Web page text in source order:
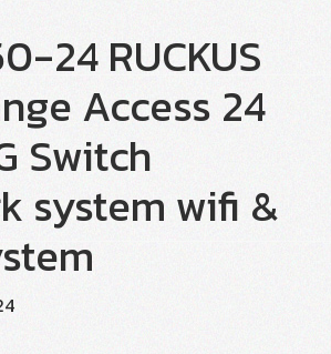
24 RUCKUS
Access 24
Switch
system wifi &